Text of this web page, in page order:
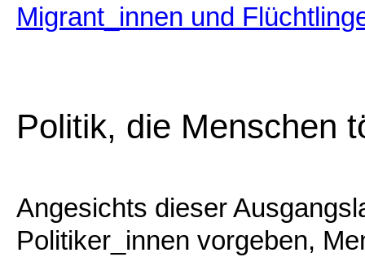
Migrant_innen und
Politik, die Menschen
Angesichts dieser
Politiker_innen vorgeben,